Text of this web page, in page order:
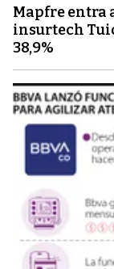
Mapfre entra
insurtech
38,9%